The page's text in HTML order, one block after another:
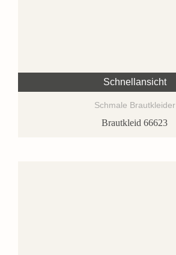
Schnellansicht
Schmale Brautkleider
Brautkleid 66623